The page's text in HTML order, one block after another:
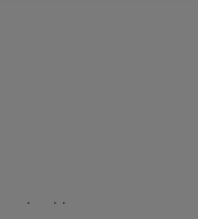
d'expérience
durable